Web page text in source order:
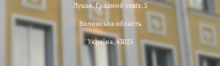
Луцьк, Градний узвіз, 5
Волинська область
Україна, 43025